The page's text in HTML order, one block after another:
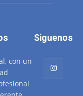
con un
Siguenos